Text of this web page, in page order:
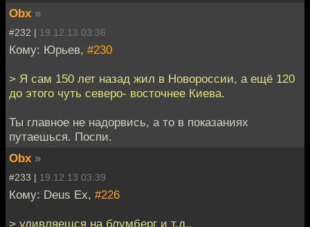
Obx »
#232 | 19.12.13 03:36
Кому: Юрьев, #230
> Я сам 150 лет назад жил в Новороссии, а ещё 120
до этого чуть северо- восточнее Киева.
Ты главное не надорвись, а то в показаниях
путаешься. Поспи.
Obx »
#233 | 19.12.13 03:39
Кому: Deus Ex, #226
> удивляешся на блумберг и т.д..